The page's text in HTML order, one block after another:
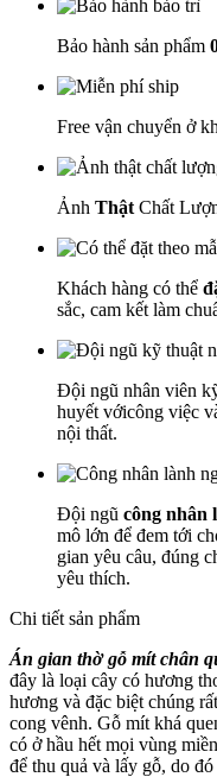
Bảo hành sản phẩm
Free vận chuyển ở
Ảnh Thật Chất
Khách hàng có thể
sắc, cam kết làm
Đội ngũ nhân viên
huyết vớicông việc
nội thất.
Đội ngũ công nhân
mô lớn để đem tới
gian yêu câu, đúng
yêu thích.
Chi tiết sản phẩm
Án gian thờ gỗ mít chân
đây là loại cây có hương
hương và đặc biệt chúng
cong vênh. Gỗ mít khá
có ở hầu hết mọi vùng
để thu quả và lấy gỗ, do